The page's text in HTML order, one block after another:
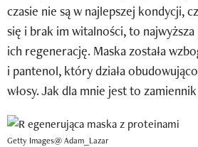
czasie nie są w najlepszej kondycji,
się i brak im witalności, to najwyższa
ich regenerację. Maska została
i pantenol, który działa
włosy. Jak dla mnie jest to
Getty Images@ Adam_Lazar